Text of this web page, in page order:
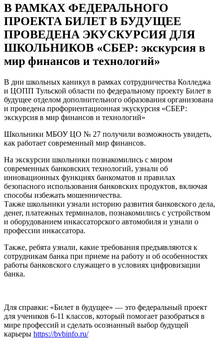
В РАМКАХ ФЕДЕРАЛЬНОГО
ПРОЕКТА БИЛЕТ В БУДУЩЕЕ
ПРОВЕДЕНА ЭКУСКУРСИЯ ДЛЯ
ШКОЛЬНИКОВ «СБЕР: экскурсия в
мир финансов и технологий»
В дни школьных каникул в рамках сотрудничества Колледжа
и ЦОПП Тульской области по федеральному проекту Билет в
будущее отделом дополнительного образования организована
и проведена профориентационная экускурсия «СБЕР:
экскурсия в мир финансов и технологий»
Школьники МБОУ ЦО № 27 получили возможность увидеть,
как работает современный мир финансов.
На экскурсии школьники познакомились с миром
современных банковских технологий, узнали об
инновационных функциях банкоматов и правилах
безопасного использования банковских продуктов, включая
способы избежать мошенничества.
Также школьники узнали историю развития банковского дела,
денег, платежных терминалов, познакомились с устройством
и оборудованием инкассаторского автомобиля и узнали о
профессии инкассатора.
Также, ребята узнали, какие требования предъявляются к
сотрудникам банка при приеме на работу и об особенностях
работы банковского служащего в условиях цифровизации
банка.
Для справки: «Билет в будущее» — это федеральный проект
для учеников 6-11 классов, который помогает разобраться в
мире профессий и сделать осознанный выбор будущей
карьеры https://bvbinfo.ru/